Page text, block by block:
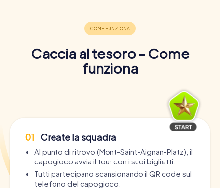
Caccia al tesoro - Come
funziona
01 Create la squadra
Al punto di ritrovo (Mont-Saint-Aignan-Platz), il
capogioco avvia il tour con i suoi biglietti.
Tutti partecipano scansionando il QR code sul
telefono del capogioco.